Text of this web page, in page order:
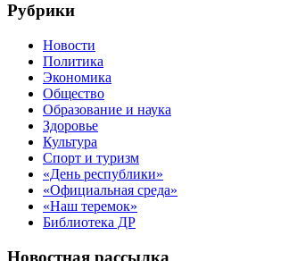
Рубрики
Новости
Политика
Экономика
Общество
Образование и наука
Здоровье
Культура
Спорт и туризм
«День республики»
«Официальная среда»
«Наш теремок»
Библиотека ДР
Новостная рассылка